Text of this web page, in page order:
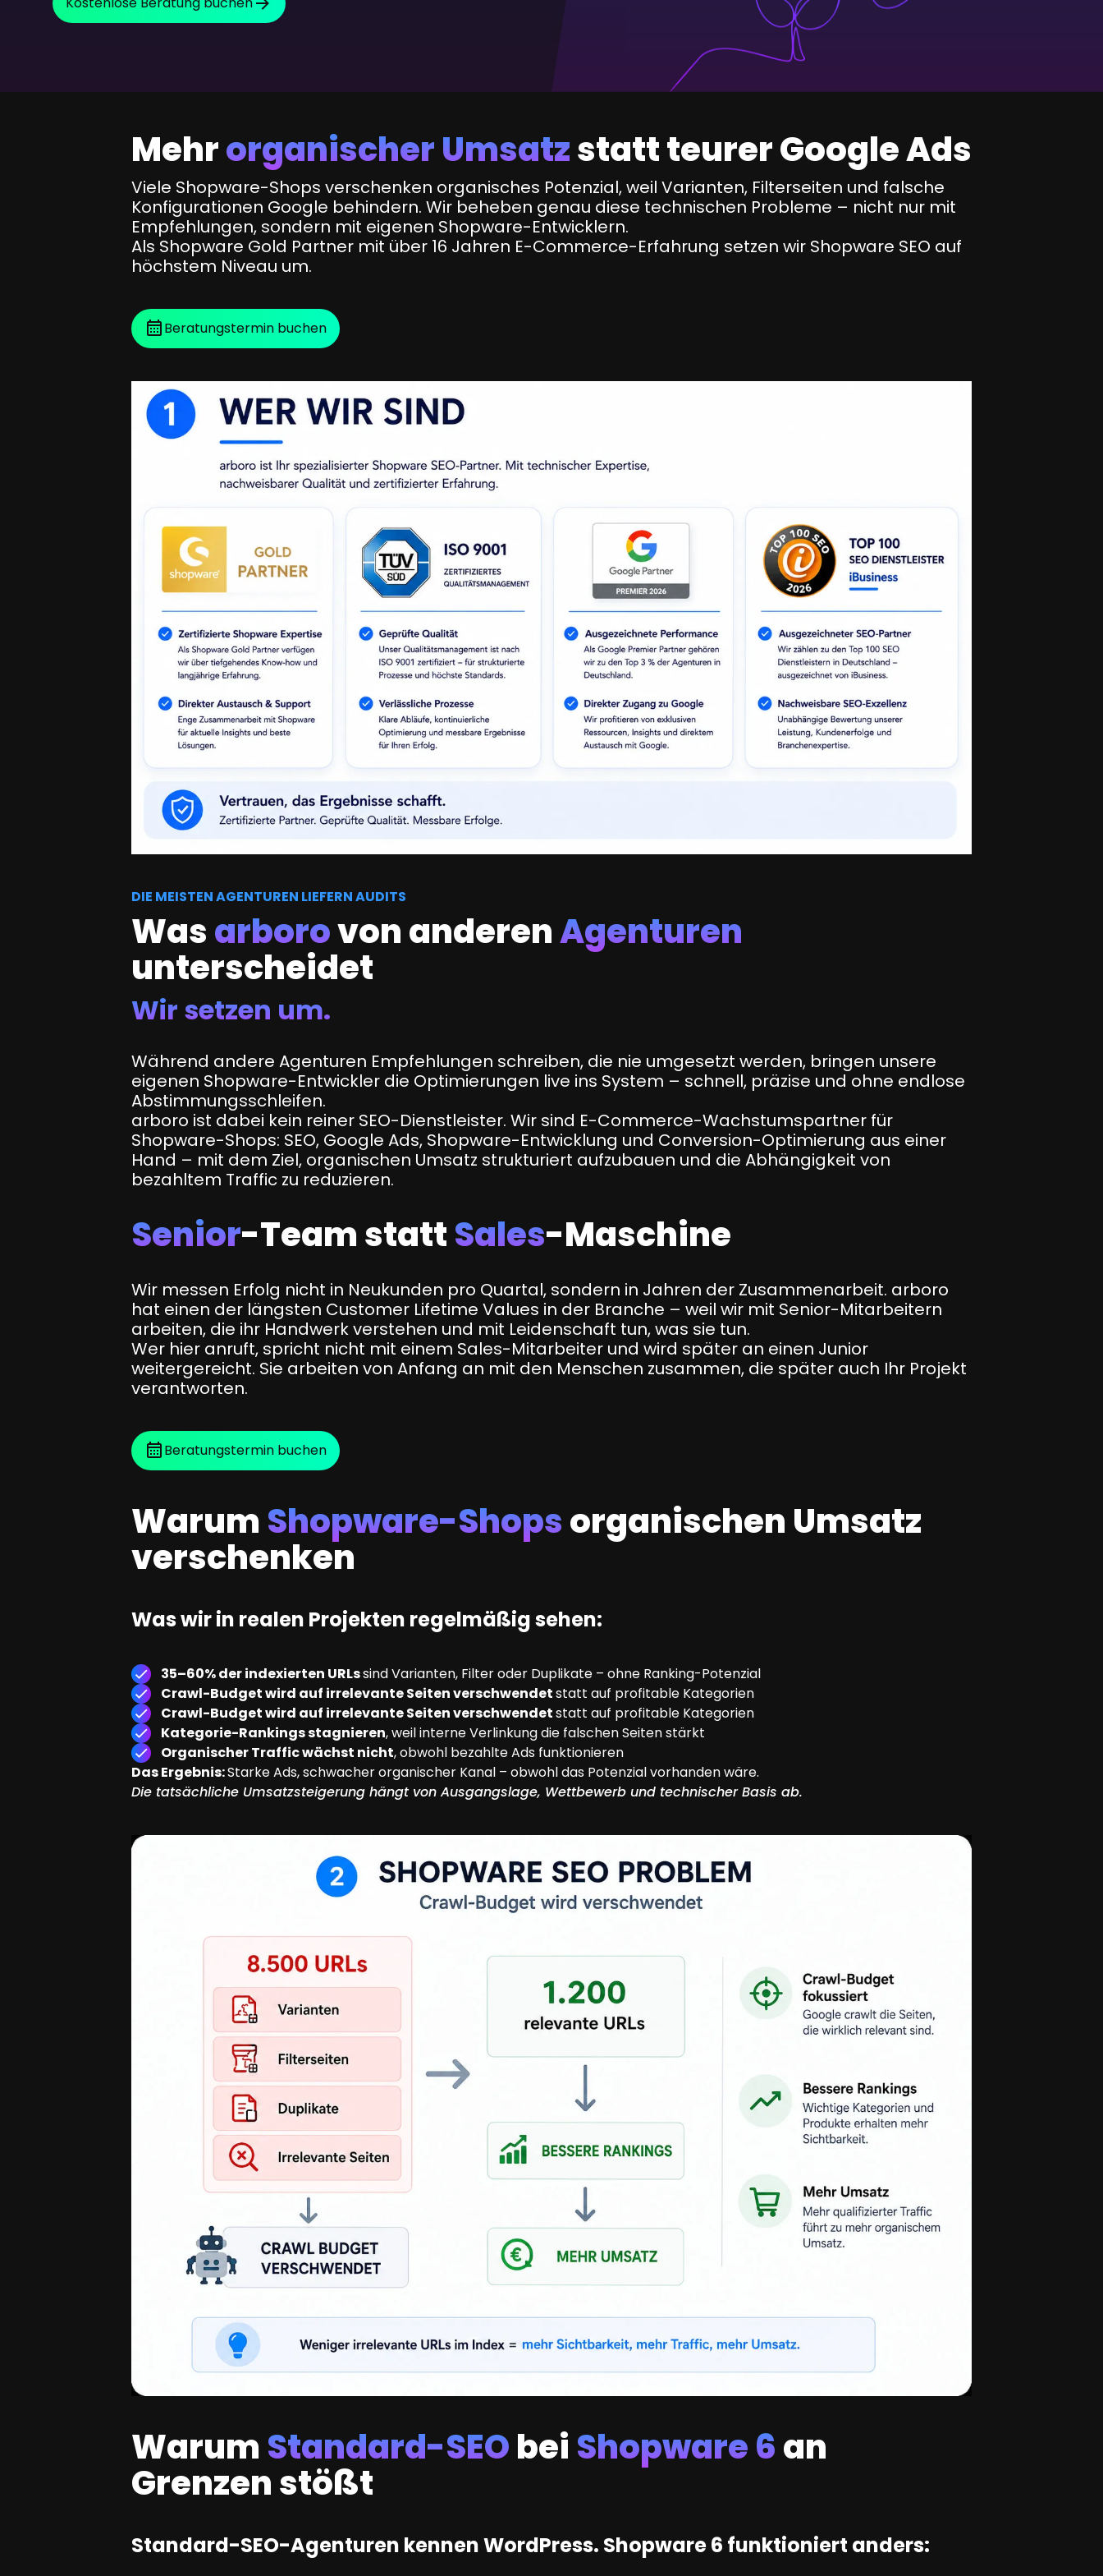
SEO Beratung
Mehrorganischer Umsatzstatt teurer Google Ads
Viele Shopware-Shops verschenken organisches Potenzial, weil Varianten, Filterseiten und falsche
Konfigurationen Google behindern. Wir beheben genau diese technischen Probleme – nicht nur mit
Empfehlungen, sondern mit eigenen Shopware-Entwicklern.
Als Shopware Gold Partner mit über 16 Jahren E-Commerce-Erfahrung setzen wir Shopware SEO auf
höchstem Niveau um.
Beratungstermin buchen
DIE MEISTEN AGENTUREN LIEFERN AUDITS
Wasarborovon anderenAgenturen
unterscheidet
Wir setzen um.
Während andere Agenturen Empfehlungen schreiben, die nie umgesetzt werden, bringen unsere
eigenen Shopware-Entwickler die Optimierungen live ins System – schnell, präzise und ohne endlose
Abstimmungsschleifen.
arboro ist dabei kein reiner SEO-Dienstleister. Wir sind E-Commerce-Wachstumspartner für
Shopware-Shops: SEO, Google Ads, Shopware-Entwicklung und Conversion-Optimierung aus einer
Hand – mit dem Ziel, organischen Umsatz strukturiert aufzubauen und die Abhängigkeit von
bezahltem Traffic zu reduzieren.
Senior-TeamstattSales-Maschine
Wir messen Erfolg nicht in Neukunden pro Quartal, sondern in Jahren der Zusammenarbeit. arboro
hat einen der längsten Customer Lifetime Values in der Branche – weil wir mit Senior-Mitarbeitern
arbeiten, die ihr Handwerk verstehen und mit Leidenschaft tun, was sie tun.
Wer hier anruft, spricht nicht mit einem Sales-Mitarbeiter und wird später an einen Junior
weitergereicht. Sie arbeiten von Anfang an mit den Menschen zusammen, die später auch Ihr Projekt
verantworten.
Beratungstermin buchen
Warum Shopware-Shopsorganischen Umsatz
verschenken
Was wir in realen Projekten regelmäßig sehen:
35–60% der indexierten URLssind Varianten, Filter oder Duplikate – ohne Ranking-Potenzial
Crawl-Budget wird auf irrelevante Seiten verschwendetstatt auf profitable Kategorien
Crawl-Budget wird auf irrelevante Seiten verschwendetstatt auf profitable Kategorien
Kategorie-Rankings stagnieren, weil interne Verlinkung die falschen Seiten stärkt
Organischer Traffic wächst nicht, obwohl bezahlte Ads funktionieren
Das Ergebnis:Starke Ads, schwacher organischer Kanal – obwohl das Potenzial vorhanden wäre.
Die tatsächliche Umsatzsteigerung hängt von Ausgangslage, Wettbewerb und technischer Basis ab.
Warum Standard-SEObei Shopware 6an
Grenzen stößt
Standard-SEO-Agenturen kennen WordPress. Shopware 6 funktioniert anders: